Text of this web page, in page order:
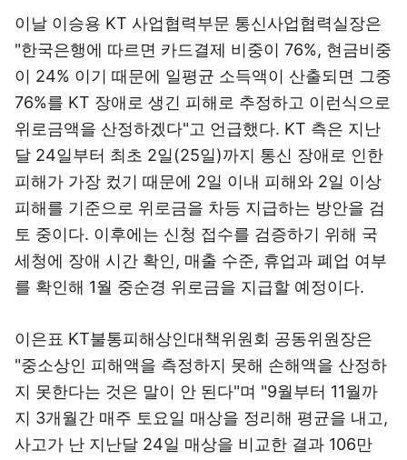
이날 이승용 KT 사업협력부문 통신사업협력실장은
"한국은행에 따르면 카드결제 비중이 76%, 현금비중
이 24% 이기 때문에 일평균 소득액이 산출되면 그중
76%를 KT 장애로 생긴 피해로 추정하고 이런식으로
위로금액을 산정하겠다"고 언급했다. KT 측은 지난
달 24일부터 최초 2일(25일)까지 통신 장애로 인한
피해가 가장 컸기 때문에 2일 이내 피해와 2일 이상
피해를 기준으로 위로금을 차등 지급하는 방안을 검
토 중이다. 이후에는 신청 접수를 검증하기 위해 국
세청에 장애 시간 확인, 매출 수준, 휴업과 폐업 여부
를 확인해 1월 중순경 위로금을 지급할 예정이다.
이은표 KT불통피해상인대책위원회 공동위원장은
"중소상인 피해액을 측정하지 못해 손해액을 산정하
지 못한다는 것은 말이 안 된다"며 "9월부터 11월까
지 3개월간 매주 토요일 매상을 정리해 평균을 내고,
사고가 난 지난달 24일 매상을 비교한 결과 106만